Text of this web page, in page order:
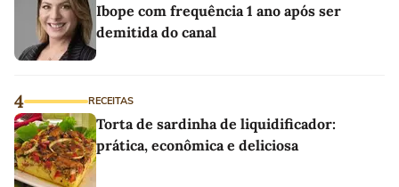
Ibope com frequência 1 ano após ser
demitida do canal
4 RECEITAS
Torta de sardinha de liquidificador:
prática, econômica e deliciosa